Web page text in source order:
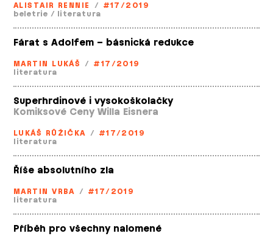
ALISTAIR RENNIE / #17/2019
beletrie / literatura
Fárat s Adolfem – básnická redukce
MARTIN LUKÁŠ / #17/2019
literatura
Superhrdinové i vysokoškolačky
Komiksové Ceny Willa Eisnera
LUKÁŠ RŮŽIČKA / #17/2019
literatura
Říše absolutního zla
MARTIN VRBA / #17/2019
literatura
Příběh pro všechny nalomené